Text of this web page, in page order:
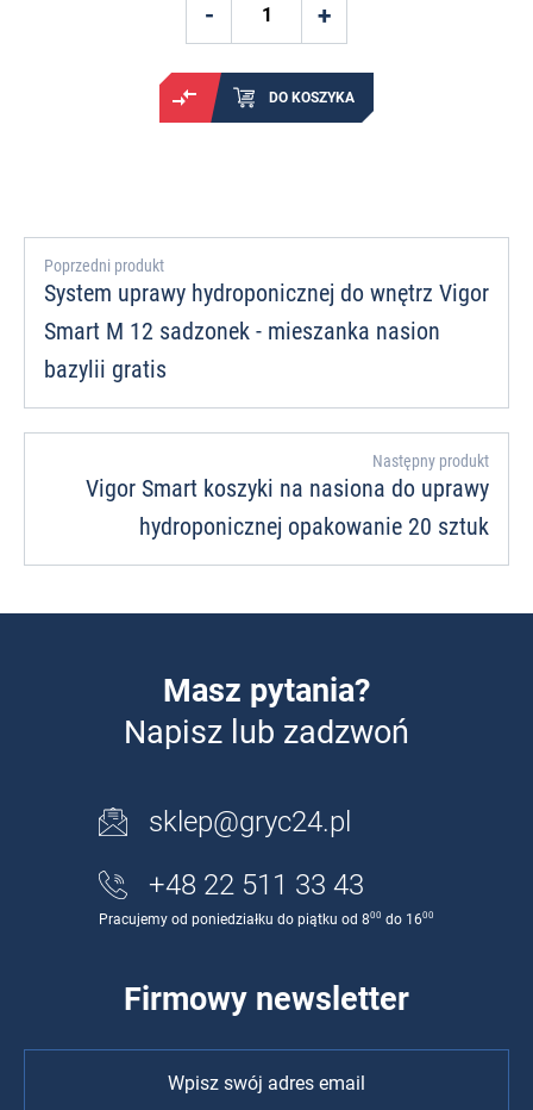
DO KOSZYKA
Poprzedni produkt
System uprawy hydroponicznej do wnętrz Vigor
Smart M 12 sadzonek - mieszanka nasion
bazylii gratis
Następny produkt
Vigor Smart koszyki na nasiona do uprawy
hydroponicznej opakowanie 20 sztuk
Masz pytania?
Napisz lub zadzwoń
sklep@gryc24.pl
+48 22 511 33 43
Pracujemy od poniedziałku do piątku od 800 do 1600
Firmowy newsletter